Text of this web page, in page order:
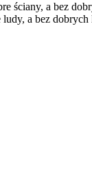
ściany, a bez
a bez